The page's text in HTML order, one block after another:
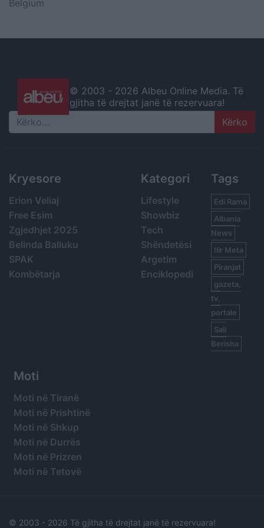
Belgium
© 2003 - 2026 Albeu Online Media. Të
gjitha të drejtat janë të rezervuara!
Search
Kryesore
Erion Veliaj
Free Esim
Zgjedhjet 2025
Belinda Balluku
SPAK
Kombëtarja
Kategori
Lifestyle
Showbiz
Tech
Shëndetësi
Argetim
Enciklopedi
Tags
Edi Rama
Albania
News
Ilir Meta
Piranjat
gazeta,
tv,
portale
Sali
Berisha
Moti
Moti në Tiranë
Moti në Prishtinë
Moti në Shkup
Moti në Durrës
Moti në Prizren
Moti në Tetovë
© 2003 - 2026 Të gjitha të drejtat janë të rezervuara!